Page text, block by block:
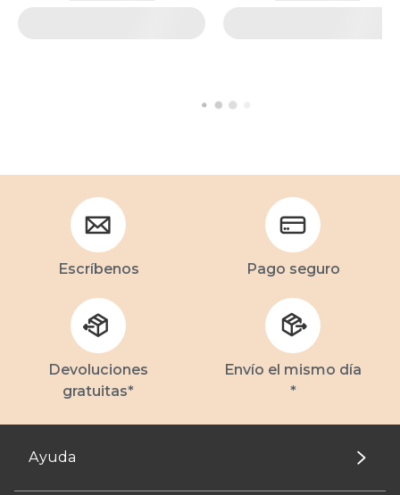
Escríbenos Pago seguro
Devoluciones
gratuitas*
Envío el mismo día
*
Ayuda